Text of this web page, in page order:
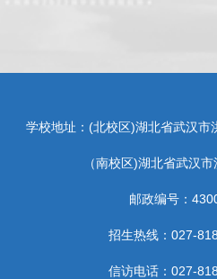
学校地址：(北校区)湖北省武汉市
（南校区)湖北省武汉
邮政编号：
招生热线：027-
信访电话：027-